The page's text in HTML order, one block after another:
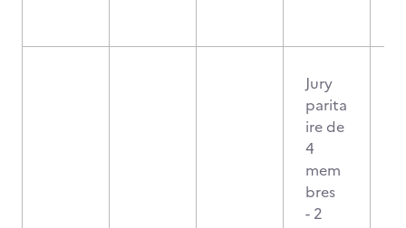
Jury
parita
ire de
4
mem
bres
- 2